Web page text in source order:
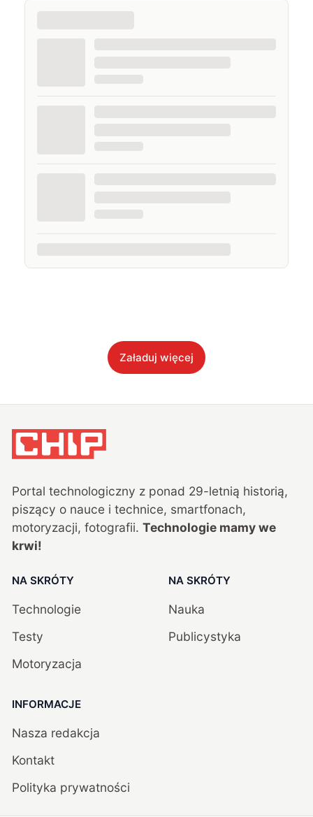
Załaduj więcej
Portal technologiczny z ponad 29-letnią historią,
piszący o nauce i technice, smartfonach,
motoryzacji, fotografii. Technologie mamy we
krwi!
NA SKRÓTY
Technologie
Testy
Motoryzacja
NA SKRÓTY
Nauka
Publicystyka
INFORMACJE
Nasza redakcja
Kontakt
Polityka prywatności